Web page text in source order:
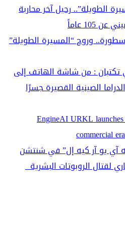
الطويلة”.. رحيل آخر محاربة
105 عاماً
وروح “المسيرة الطويلة”
تكتبان : من شاشة الهاتف إلى
الصينية القصيرة جسرًا
EngineAI URKL
commercial
آي يو آر كيه إل” في شنتشن
لقتال الروبوتات البشرية